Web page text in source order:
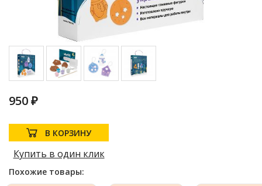
950 ₽
В КОРЗИНУ
Купить в один клик
Похожие товары: